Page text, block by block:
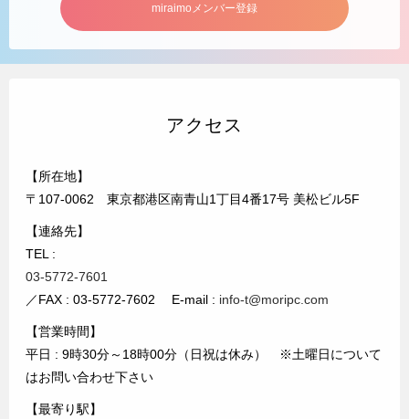
miraimoメンバー登録
アクセス
【所在地】
〒107-0062 東京都港区南青山1丁目4番17号 美松ビル5F
【連絡先】
TEL :
03-5772-7601
／FAX : 03-5772-7602 E-mail : info-t@moripc.com
【営業時間】
平日 : 9時30分～18時00分（日祝は休み） ※土曜日について
はお問い合わせ下さい
【最寄り駅】